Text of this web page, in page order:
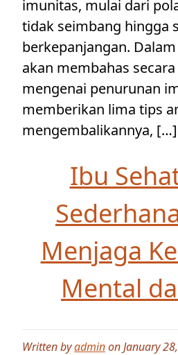
imunitas, mulai dari
tidak seimbang hingga
berkepanjangan.
akan membahas
mengenai penurunan
memberikan lima tips
mengembalikannya, […]
Ibu
Menjaga
Mental
Written byadminon January